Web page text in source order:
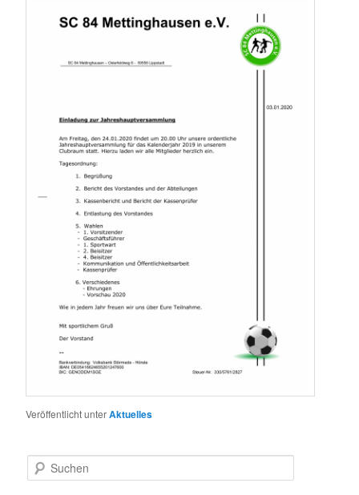
Veröffentlicht unterAktuelles
u